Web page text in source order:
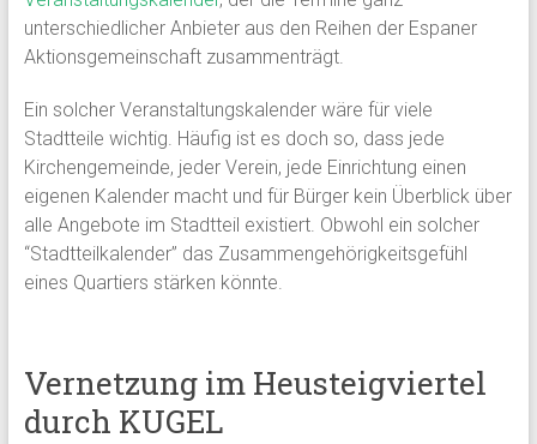
unterschiedlicher Anbieter aus den Reihen der Espaner
Aktionsgemeinschaft zusammenträgt.
Ein solcher Veranstaltungskalender wäre für viele
Stadtteile wichtig. Häufig ist es doch so, dass jede
Kirchengemeinde, jeder Verein, jede Einrichtung einen
eigenen Kalender macht und für Bürger kein Überblick über
alle Angebote im Stadtteil existiert. Obwohl ein solcher
“Stadtteilkalender” das Zusammengehörigkeitsgefühl
eines Quartiers stärken könnte.
Vernetzung im Heusteigviertel
durch KUGEL